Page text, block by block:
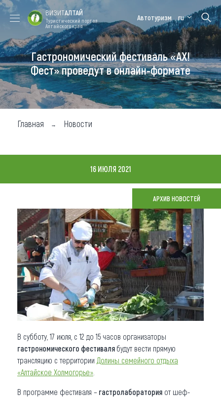
Форум VISIT
ALTAI
Цветение
маральника
Медицинский
форум
Алтайская
зимовка
Туры
Где побывать
Чем заняться
Где остановиться
Новости
Что привезти (сувениры)
О регионе
Коллекция впечатлений
Другие рубрики
ВИЗИТАЛТАЙ
Туристический портал
Алтайского края
Автотуризм ru
Гастрономический фестиваль «АХ!
Фест» проведут в онлайн-формате
Главная Новости
16 ИЮЛЯ 2021
АРХИВ НОВОСТЕЙ
В субботу, 17 июля, с 12 до 15 часов организаторы
гастрономического фестиваля будут вести прямую
трансляцию с территории Долины семейного отдыха
«Алтайское Холмогорье»
В программе фестиваля – гастролаборатория от шеф-